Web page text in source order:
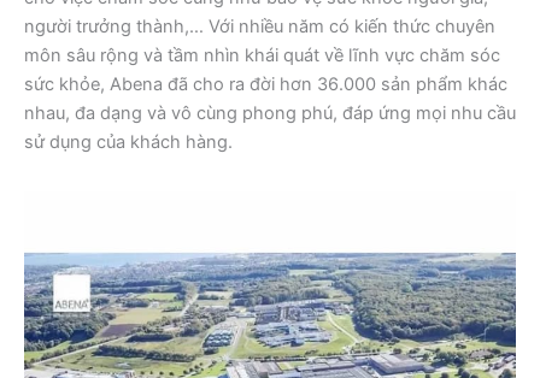
người trưởng thành,… Với nhiều năm có kiến thức chuyên
môn sâu rộng và tầm nhìn khái quát về lĩnh vực chăm sóc
sức khỏe, Abena đã cho ra đời hơn 36.000 sản phẩm khác
nhau, đa dạng và vô cùng phong phú, đáp ứng mọi nhu cầu
sử dụng của khách hàng.